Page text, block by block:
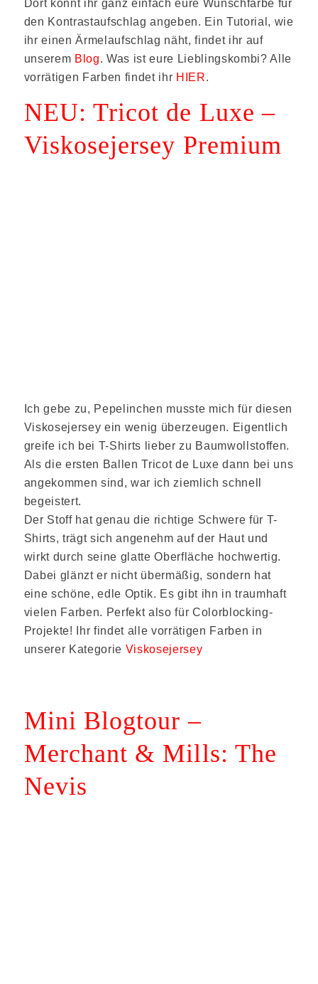
Dort könnt ihr ganz einfach eure Wunschfarbe für
den Kontrastaufschlag angeben. Ein Tutorial, wie
ihr einen Ärmelaufschlag näht, findet ihr auf
unserem Blog. Was ist eure Lieblingskombi? Alle
vorrätigen Farben findet ihr HIER.
NEU: Tricot de Luxe –
Viskosejersey Premium
Ich gebe zu, Pepelinchen musste mich für diesen
Viskosejersey ein wenig überzeugen. Eigentlich
greife ich bei T-Shirts lieber zu Baumwollstoffen.
Als die ersten Ballen Tricot de Luxe dann bei uns
angekommen sind, war ich ziemlich schnell
begeistert.
Der Stoff hat genau die richtige Schwere für T-
Shirts, trägt sich angenehm auf der Haut und
wirkt durch seine glatte Oberfläche hochwertig.
Dabei glänzt er nicht übermäßig, sondern hat
eine schöne, edle Optik. Es gibt ihn in traumhaft
vielen Farben. Perfekt also für Colorblocking-
Projekte! Ihr findet alle vorrätigen Farben in
unserer Kategorie Viskosejersey
Mini Blogtour –
Merchant & Mills: The
Nevis